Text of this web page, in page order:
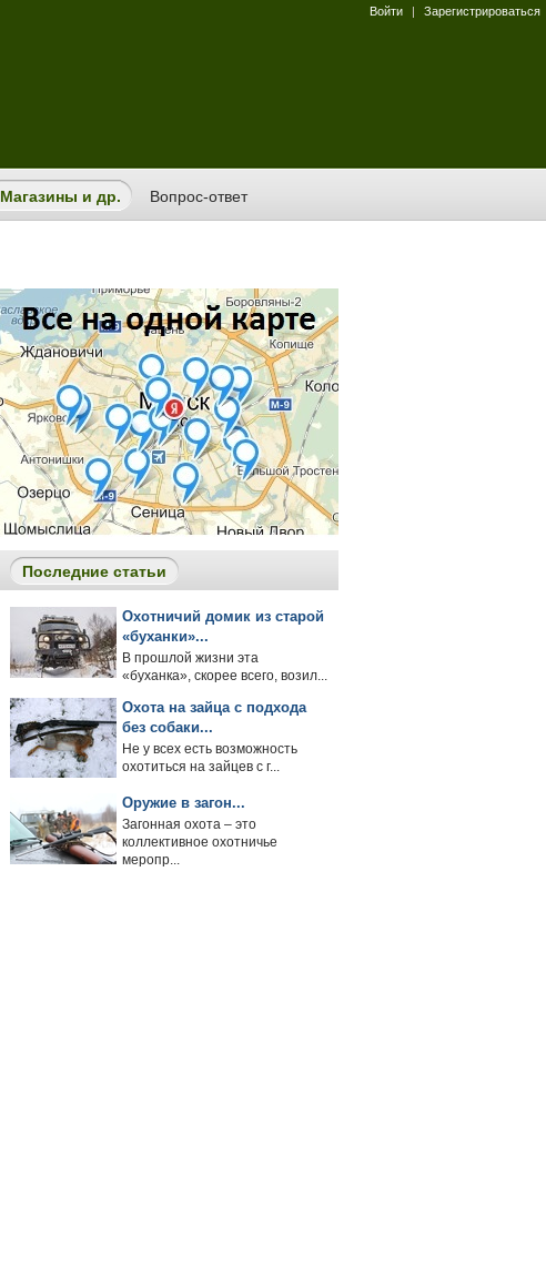
Войти | Зарегистрироваться
Магазины и др. Вопрос-ответ
Последние статьи
Охотничий домик из старой
«буханки»...
В прошлой жизни эта
«буханка», скорее всего, возил...
Охота на зайца с подхода
без собаки...
Не у всех есть возможность
охотиться на зайцев с г...
Оружие в загон...
Загонная охота – это
коллективное охотничье
меропр...